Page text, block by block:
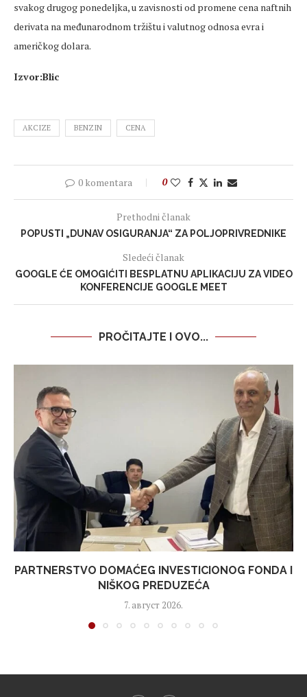
svakog drugog ponedeljka, u zavisnosti od promene cena naftnih
derivata na međunarodnom tržištu i valutnog odnosa evra i
američkog dolara.
Izvor:Blic
AKCIZE BENZIN CENA
0 komentara 0
Prethodni članak
POPUSTI „DUNAV OSIGURANJA“ ZA POLJOPRIVREDNIKE
Sledeći članak
GOOGLE ĆE OMOGIĆITI BESPLATNU APLIKACIJU ZA VIDEO
KONFERENCIJE GOOGLE MEET
PROČITAJTE I OVO...
PARTNERSTVO DOMAĆEG INVESTICIONOG FONDA I
NIŠKOG PREDUZEĆA
7. август 2026.